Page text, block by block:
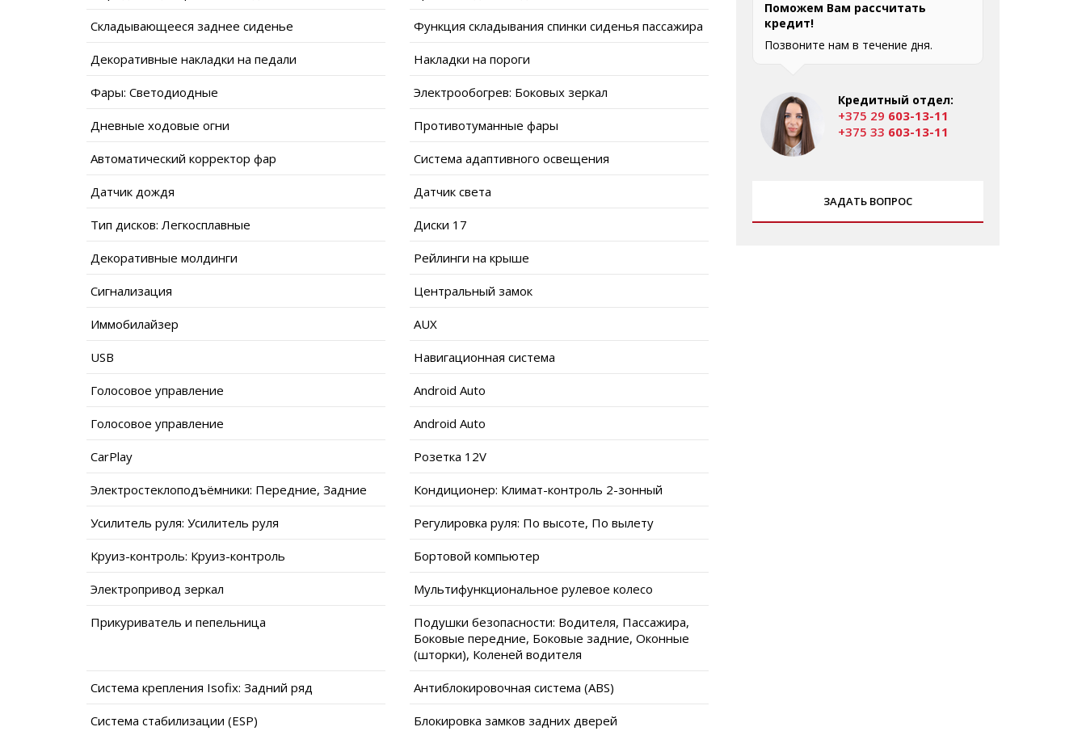
Складывающееся заднее сиденье Функция складывания спинки сиденья пассажира
Декоративные накладки на педали Накладки на пороги
Фары: Светодиодные Электрообогрев: Боковых зеркал
Дневные ходовые огни Противотуманные фары
Автоматический корректор фар Система адаптивного освещения
Датчик дождя Датчик света
Тип дисков: Легкосплавные Диски 17
Декоративные молдинги Рейлинги на крыше
Сигнализация Центральный замок
Иммобилайзер AUX
USB Навигационная система
Голосовое управление Android Auto
Голосовое управление Android Auto
CarPlay Розетка 12V
Электростеклоподъёмники: Передние, Задние Кондиционер: Климат-контроль 2-зонный
Усилитель руля: Усилитель руля Регулировка руля: По высоте, По вылету
Круиз-контроль: Круиз-контроль Бортовой компьютер
Электропривод зеркал Мультифункциональное рулевое колесо
Прикуриватель и пепельница
Подушки безопасности: Водителя, Пассажира,
Боковые передние, Боковые задние, Оконные
(шторки), Коленей водителя
Система крепления Isofix: Задний ряд Антиблокировочная система (ABS)
Система стабилизации (ESP) Блокировка замков задних дверей
Поможем Вам рассчитать
кредит!
Позвоните нам в течение дня.
Кредитный отдел:
+375 29 603-13-11
+375 33 603-13-11
ЗАДАТЬ ВОПРОС